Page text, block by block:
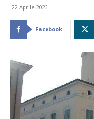
22 Aprile 2022
Facebook